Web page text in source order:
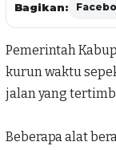
Bagikan:
Pemerintah
kurun waktu
jalan yang
Beberapa alat